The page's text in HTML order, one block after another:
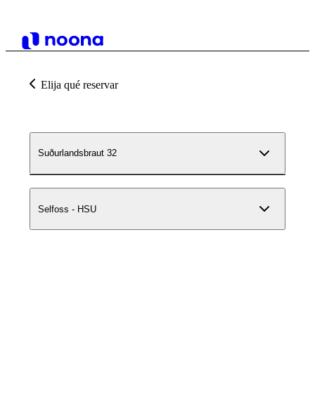
Elija qué reservar
Suðurlandsbraut 32
Selfoss - HSU